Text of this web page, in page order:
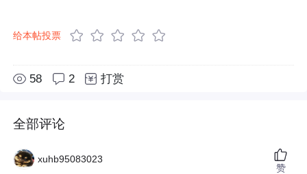
给本帖投票
58 2 打赏
全部评论
xuhb95083023
赞